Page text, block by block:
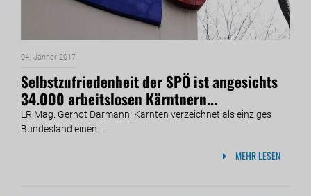
04. Jänner 2017
Selbstzufriedenheit der SPÖ ist angesichts
34.000 arbeitslosen Kärntnern...
LR Mag. Gernot Darmann: Kärnten verzeichnet als einziges
Bundesland einen...
MEHR LESEN